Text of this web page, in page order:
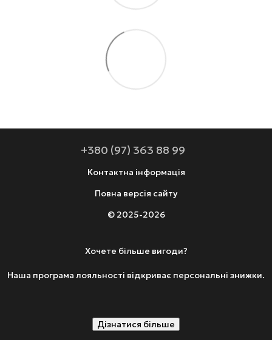
+380 (97) 363 88 99
Контактна інформація
Повна версія сайту
© 2025-2026
Хочете більше вигоди?
Наша програма лояльності відкриває персональні знижки.
Дізнатися більше